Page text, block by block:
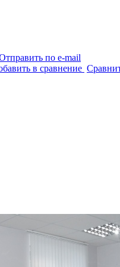
по e-mail
в сравнение